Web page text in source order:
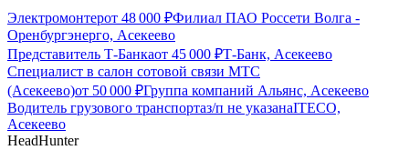
Электромонтерот 48 000 ₽Филиал ПАО Россети Волга -
Оренбургэнерго, Асекеево
Представитель Т-Банкаот 45 000 ₽Т-Банк, Асекеево
Специалист в салон сотовой связи МТС
(Асекеево)от 50 000 ₽Группа компаний Альянс, Асекеево
Водитель грузового транспортаз/п не указанаITECO,
Асекеево
HeadHunter